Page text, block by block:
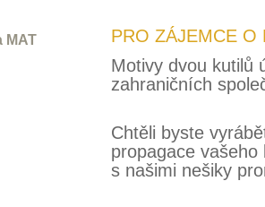
MAT
PRO ZÁJEMCE O
Motivy dvou kutilů
zahraničních
Chtěli byste
propagace
s našimi nešiky